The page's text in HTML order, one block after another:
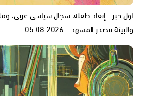
اول خبر - إنقاذ طفلة، سجال سياسي عربي،
والبيئة تتصدر المشهد - 05.08.2026